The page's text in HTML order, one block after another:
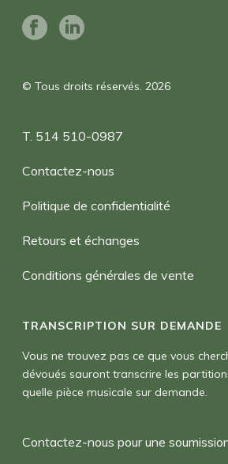
© Tous droits réservés. 2026
T. 514 510-0987
Contactez-nous
Politique de confidentialité
Retours et échanges
Conditions générales de vente
TRANSCRIPTION SUR DEMANDE
Vous ne trouvez pas ce que vous
dévoués sauront transcrire les
quelle pièce musicale sur demande.
Contactez-nous pour une